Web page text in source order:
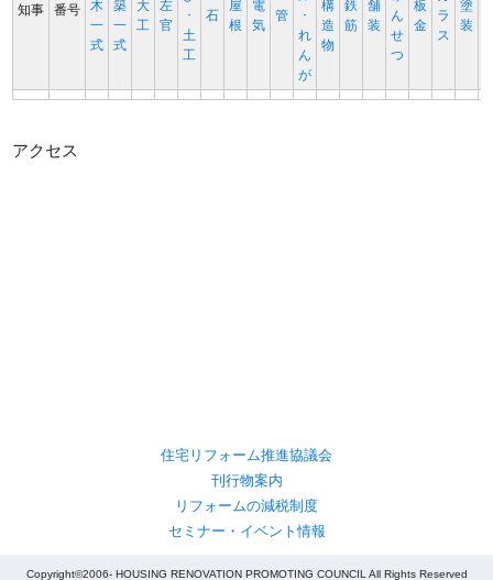
知事
番号
木
一
式
築
一
式
大
工
左
官
･
土
工
石
屋
根
電
気
管
･
れ
ん
が
構
造
物
鉄
筋
舗
装
ん
せ
つ
板
金
ラ
ス
塗
装
アクセス
住宅リフォーム推進協議会
刊行物案内
リフォームの減税制度
セミナー・イベント情報
Copyright©2006- HOUSING RENOVATION PROMOTING COUNCIL All Rights Reserved